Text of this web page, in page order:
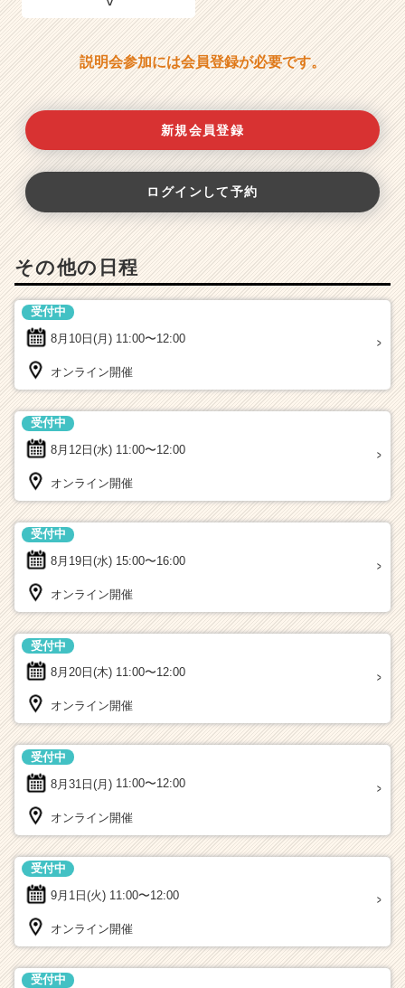
説明会参加には会員登録が必要です。
新規会員登録
ログインして予約
その他の日程
8月10日(月) 11:00〜12:00
受付中
オンライン開催
8月12日(水) 11:00〜12:00
受付中
オンライン開催
8月19日(水) 15:00〜16:00
受付中
オンライン開催
8月20日(木) 11:00〜12:00
受付中
オンライン開催
8月31日(月) 11:00〜12:00
受付中
オンライン開催
9月1日(火) 11:00〜12:00
受付中
オンライン開催
受付中